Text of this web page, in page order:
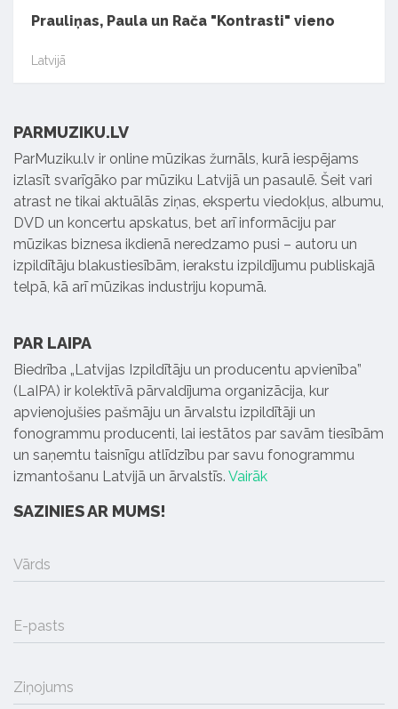
Prauliņas, Paula un Rača "Kontrasti" vieno
Latvijā
PARMUZIKU.LV
ParMuziku.lv ir online mūzikas žurnāls, kurā iespējams
izlasīt svarīgāko par mūziku Latvijā un pasaulē. Šeit vari
atrast ne tikai aktuālās ziņas, ekspertu viedokļus, albumu,
DVD un koncertu apskatus, bet arī informāciju par
mūzikas biznesa ikdienā neredzamo pusi – autoru un
izpildītāju blakustiesībām, ierakstu izpildījumu publiskajā
telpā, kā arī mūzikas industriju kopumā.
PAR LAIPA
Biedrība „Latvijas Izpildītāju un producentu apvienība”
(LaIPA) ir kolektīvā pārvaldījuma organizācija, kur
apvienojušies pašmāju un ārvalstu izpildītāji un
fonogrammu producenti, lai iestātos par savām tiesībām
un saņemtu taisnīgu atlīdzību par savu fonogrammu
izmantošanu Latvijā un ārvalstīs. Vairāk
SAZINIES AR MUMS!
Vārds
E-pasts
Ziņojums